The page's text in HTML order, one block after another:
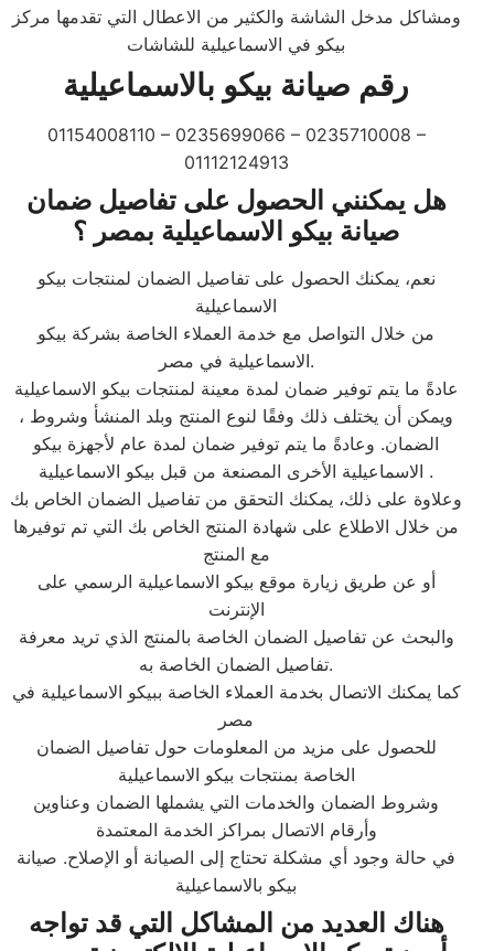
ومشاكل مدخل الشاشة والكثير من الاعطال التي تقدمها مركز
بيكو في الاسماعيلية للشاشات
رقم صيانة بيكو بالاسماعيلية
01154008110 – 0235699066 – 0235710008 –
01112124913
هل يمكنني الحصول على تفاصيل ضمان
صيانة بيكو الاسماعيلية بمصر ؟
نعم، يمكنك الحصول على تفاصيل الضمان لمنتجات بيكو
الاسماعيلية
من خلال التواصل مع خدمة العملاء الخاصة بشركة بيكو
الاسماعيلية في مصر.
عادةً ما يتم توفير ضمان لمدة معينة لمنتجات بيكو الاسماعيلية
، ويمكن أن يختلف ذلك وفقًا لنوع المنتج وبلد المنشأ وشروط
الضمان. وعادةً ما يتم توفير ضمان لمدة عام لأجهزة بيكو
الاسماعيلية الأخرى المصنعة من قبل بيكو الاسماعيلية .
وعلاوة على ذلك، يمكنك التحقق من تفاصيل الضمان الخاص بك
من خلال الاطلاع على شهادة المنتج الخاص بك التي تم توفيرها
مع المنتج
أو عن طريق زيارة موقع بيكو الاسماعيلية الرسمي على
الإنترنت
والبحث عن تفاصيل الضمان الخاصة بالمنتج الذي تريد معرفة
تفاصيل الضمان الخاصة به.
كما يمكنك الاتصال بخدمة العملاء الخاصة ببيكو الاسماعيلية في
مصر
للحصول على مزيد من المعلومات حول تفاصيل الضمان
الخاصة بمنتجات بيكو الاسماعيلية
وشروط الضمان والخدمات التي يشملها الضمان وعناوين
وأرقام الاتصال بمراكز الخدمة المعتمدة
في حالة وجود أي مشكلة تحتاج إلى الصيانة أو الإصلاح. صيانة
بيكو بالاسماعيلية
هناك العديد من المشاكل التي قد تواجه